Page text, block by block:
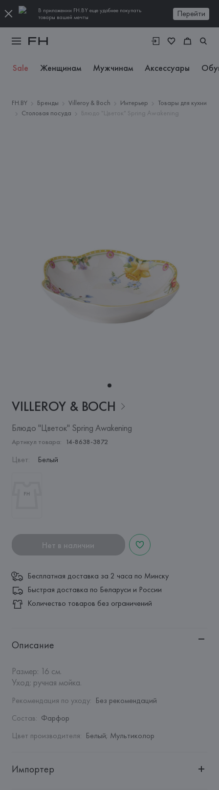
В приложении FH.BY еще удобнее покупать
товары вашей мечты
Перейти
Sale Женщинам Мужчинам Аксессуары
FH.BY Бренды Villeroy & Boch Интерьер
Товары для кухни
Столовая посуда
Блюдо "Цветок" Spring Awakening
VILLEROY & BOCH
Блюдо "Цветок" Spring Awakening
Артикул товара: 14-8638-3872
Цвет: Белый
Нет в наличии
Бесплатная доставка за 2 часа по Минску
Быстрая доставка по Беларуси и России
Количество товаров без ограничений
Описание
Размер: 16 см.
Уход: ручная мойка.
Рекомендация по уходу: Без рекомендаций
Состав: Фарфор
Цвет производителя: Белый; Мультиколор
Импортер